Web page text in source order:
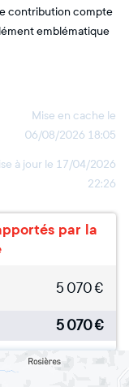
contribution compte
emblématique
Mise en cache le
06/08/2026 18:05
à jour le 17/04/2026
22:26
par la
5 070€
5 070€